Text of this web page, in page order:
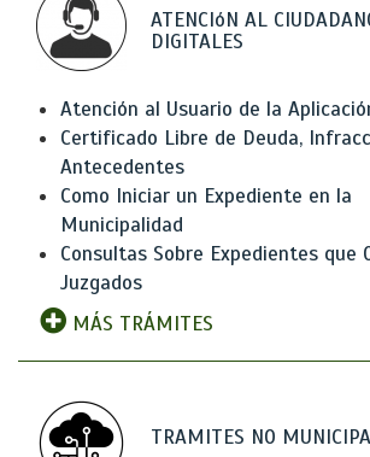
ATENCIóN AL
DIGITALES
Atención al Usuario de la
Certificado Libre de Deuda,
Antecedentes
Como Iniciar un Expediente en la
Municipalidad
Consultas Sobre Expedientes que
Juzgados
MÁS TRÁMITES
TRAMITES NO